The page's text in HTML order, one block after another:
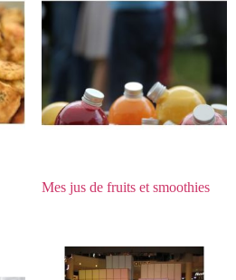
Mes jus de fruits et smoothies